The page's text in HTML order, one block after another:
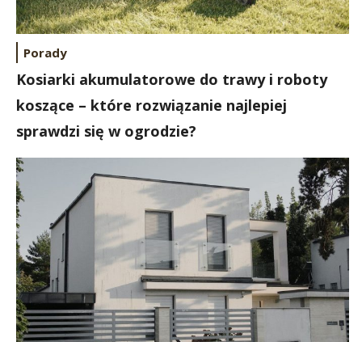
Porady
Kosiarki akumulatorowe do trawy i roboty
koszące – które rozwiązanie najlepiej
sprawdzi się w ogrodzie?